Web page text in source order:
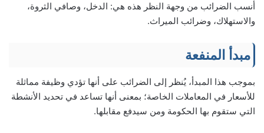
أنسب الضرائب من وجهة النظر هذه هي: الدخل، وصافي الثروة،
والاستهلاك، وضرائب الميراث.
مبدأ المنفعة
بموجب هذا المبدأ، يُنظر إلى الضرائب على أنها تؤدي وظيفة مماثلة
للأسعار في المعاملات الخاصة؛ بمعنى أنها تساعد في تحديد الأنشطة
التي ستقوم بها الحكومة ومن سيدفع مقابلها.